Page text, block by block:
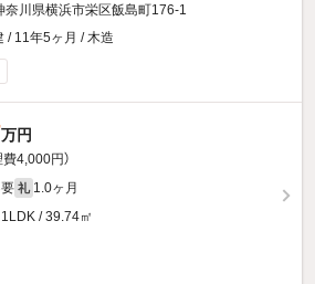
奈川県横浜市栄区飯島町176-1
/ 11年5ヶ月 / 木造
万円
費4,000円）
礼 1.0ヶ月
/ 39.74㎡